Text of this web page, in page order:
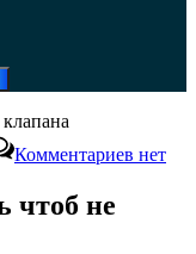
Комментариевзаписи
нет
чтоб не